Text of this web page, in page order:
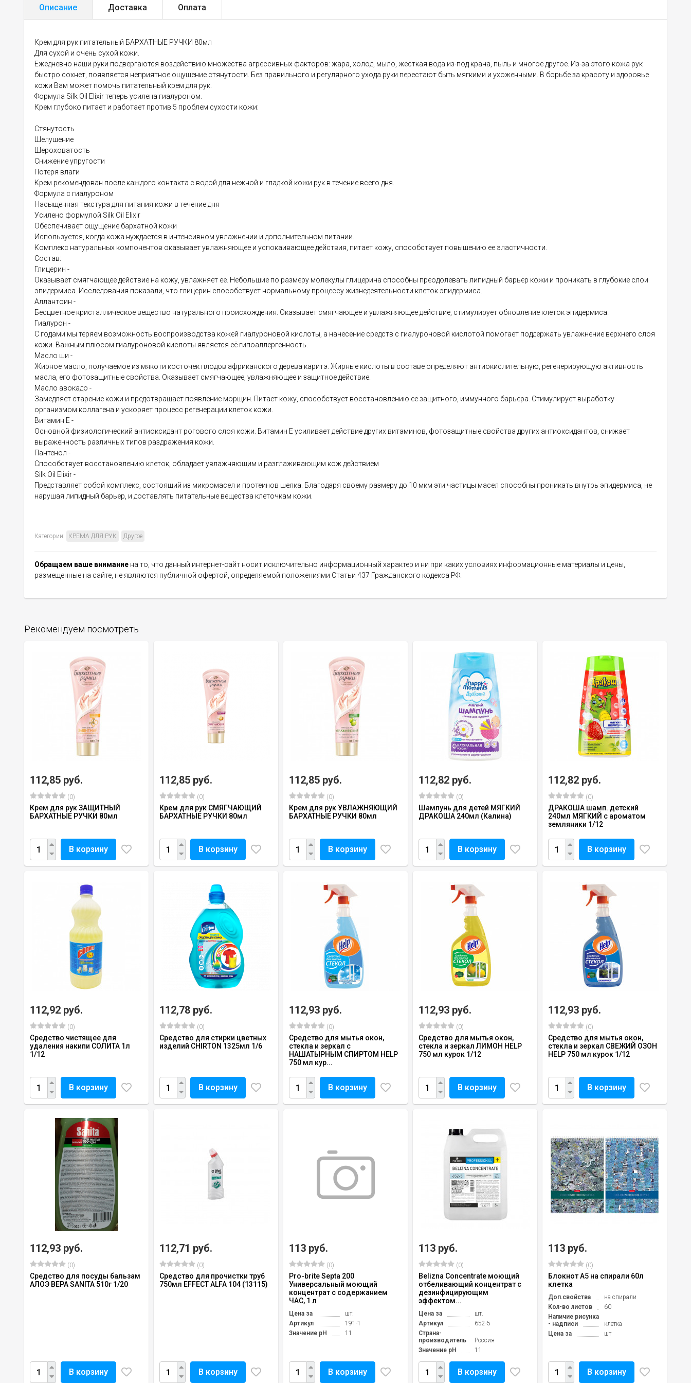
Описание Доставка Оплата
Крем для рук питательный БАРХАТНЫЕ РУЧКИ 80мл
Для сухой и очень сухой кожи.
Ежедневно наши руки подвергаются воздействию множества агрессивных факторов: жара, холод, мыло, жесткая вода из-под крана, пыль и многое другое. Из-за этого кожа рук
быстро сохнет, появляется неприятное ощущение стянутости. Без правильного и регулярного ухода руки перестают быть мягкими и ухоженными. В борьбе за красоту и здоровье
кожи Вам может помочь питательный крем для рук.
Формула Silk Oil Elixir теперь усилена гиалуроном.
Крем глубоко питает и работает против 5 проблем сухости кожи:
Стянутость
Шелушение
Шероховатость
Снижение упругости
Потеря влаги
Крем рекомендован после каждого контакта с водой для нежной и гладкой кожи рук в течение всего дня.
Формула с гиалуроном
Насыщенная текстура для питания кожи в течение дня
Усилено формулой Silk Oil Elixir
Обеспечивает ощущение бархатной кожи
Используется, когда кожа нуждается в интенсивном увлажнении и дополнительном питании.
Комплекс натуральных компонентов оказывает увлажняющее и успокаивающее действия, питает кожу, способствует повышению ее эластичности.
Состав:
Глицерин -
Оказывает смягчающее действие на кожу, увлажняет ее. Небольшие по размеру молекулы глицерина способны преодолевать липидный барьер кожи и проникать в глубокие слои
эпидермиса. Исследования показали, что глицерин способствует нормальному процессу жизнедеятельности клеток эпидермиса.
Аллантоин -
Бесцветное кристаллическое вещество натурального происхождения. Оказывает смягчающее и увлажняющее действие, стимулирует обновление клеток эпидермиса.
Гиалурон -
С годами мы теряем возможность воспроизводства кожей гиалуроновой кислоты, а нанесение средств с гиалуроновой кислотой помогает поддержать увлажнение верхнего слоя
кожи. Важным плюсом гиалуроновой кислоты является её гипоаллергенность.
Масло ши -
Жирное масло, получаемое из мякоти косточек плодов африканского дерева каритэ. Жирные кислоты в составе определяют антиокислительную, регенерирующую активность
масла, его фотозащитные свойства. Оказывает смягчающее, увлажняющее и защитное действие.
Масло авокадо -
Замедляет старение кожи и предотвращает появление морщин. Питает кожу, способствует восстановлению ее защитного, иммунного барьера. Стимулирует выработку
организмом коллагена и ускоряет процесс регенерации клеток кожи.
Витамин Е -
Основной физиологический антиоксидант рогового слоя кожи. Витамин Е усиливает действие других витаминов, фотозащитные свойства других антиоксидантов, снижает
выраженность различных типов раздражения кожи.
Пантенол -
Способствует восстановлению клеток, обладает увлажняющим и разглаживающим кож действием
Silk Oil Elixir -
Представляет собой комплекс, состоящий из микромасел и протеинов шелка. Благодаря своему размеру до 10 мкм эти частицы масел способны проникать внутрь эпидермиса, не
нарушая липидный барьер, и доставлять питательные вещества клеточкам кожи.
Категории: КРЕМА ДЛЯ РУК Другое
Обращаем ваше внимание на то, что данный интернет-сайт носит исключительно информационный характер и ни при каких условиях информационные материалы и цены,
размещенные на сайте, не являются публичной офертой, определяемой положениями Статьи 437 Гражданского кодекса РФ.
Рекомендуем посмотреть
112,85 руб.
(0)
Крем для рук ЗАЩИТНЫЙ
БАРХАТНЫЕ РУЧКИ 80мл
В корзину
112,85 руб.
(0)
Крем для рук СМЯГЧАЮЩИЙ
БАРХАТНЫЕ РУЧКИ 80мл
В корзину
112,85 руб.
(0)
Крем для рук УВЛАЖНЯЮЩИЙ
БАРХАТНЫЕ РУЧКИ 80мл
В корзину
112,82 руб.
(0)
Шампунь для детей МЯГКИЙ
ДРАКОША 240мл (Калина)
В корзину
112,82 руб.
(0)
ДРАКОША шамп. детский
240мл МЯГКИЙ с ароматом
земляники 1/12
В корзину
112,92 руб.
(0)
Средство чистящее для
удаления накипи СОЛИТА 1л
1/12
В корзину
112,78 руб.
(0)
Средство для стирки цветных
изделий CHIRTON 1325мл 1/6
В корзину
112,93 руб.
(0)
Средство для мытья окон,
стекла и зеркал с
НАШАТЫРНЫМ СПИРТОМ HELP
750 мл кур...
В корзину
112,93 руб.
(0)
Средство для мытья окон,
стекла и зеркал ЛИМОН HELP
750 мл курок 1/12
В корзину
112,93 руб.
(0)
Средство для мытья окон,
стекла и зеркал СВЕЖИЙ ОЗОН
HELP 750 мл курок 1/12
В корзину
112,93 руб.
(0)
Средство для посуды бальзам
АЛОЭ ВЕРА SANITA 510г 1/20
В корзину
112,71 руб.
(0)
Средство для прочистки труб
750мл EFFECT ALFA 104 (13115)
В корзину
113 руб.
(0)
Pro-brite Septa 200
Универсальный моющий
концентрат с содержанием
ЧАС, 1 л
Цена за
шт.
Артикул
191-1
Значение pH
11
В корзину
113 руб.
(0)
Belizna Concentrate моющий
отбеливающий концентрат с
дезинфицирующим
эффектом...
Цена за
шт.
Артикул
652-5
Страна-
производитель
Россия
Значение pH
11
В корзину
113 руб.
(0)
Блокнот А5 на спирали 60л
клетка
Доп.свойства
на спирали
Кол-во листов
60
Наличие рисунка
- надписи
клетка
Цена за
шт
В корзину